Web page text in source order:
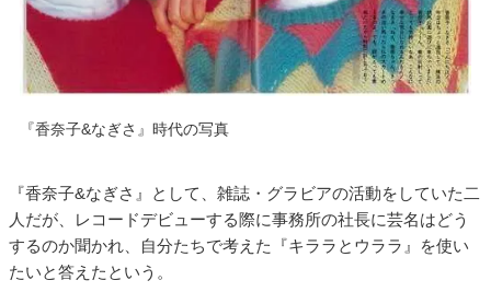
『香奈子&なぎさ』時代の写真
『香奈子&なぎさ』として、雑誌・グラビアの活動をしていた二
人だが、レコードデビューする際に事務所の社長に芸名はどう
するのか聞かれ、自分たちで考えた『キララとウララ』を使い
たいと答えたという。